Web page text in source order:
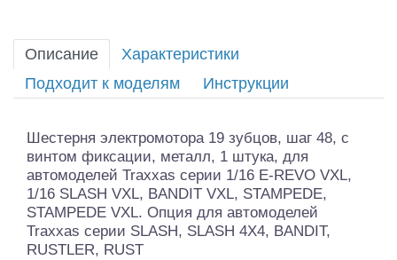
Описание
Характеристики
Подходит к моделям
Инструкции
Шестерня электромотора 19 зубцов, шаг 48, с
винтом фиксации, металл, 1 штука, для
автомоделей Traxxas серии 1/16 E-REVO VXL,
1/16 SLASH VXL, BANDIT VXL, STAMPEDE,
STAMPEDE VXL. Опция для автомоделей
Traxxas серии SLASH, SLASH 4X4, BANDIT,
RUSTLER, RUST